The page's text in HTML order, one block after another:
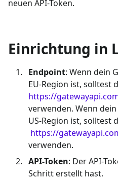
neuen API-Token.
Einrichtung in
Endpoint: Wenn dein
EU-Region ist, solltest
https://
verwenden. Wenn
US-Region ist, solltest
https://
verwenden.
API-Token: Der API-
Schritt erstellt hast.